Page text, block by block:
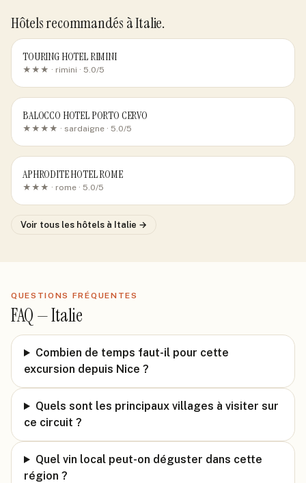
Hôtels recommandés à Italie.
TOURING HOTEL RIMINI
★★★ · rimini · 5.0/5
BALOCCO HOTEL PORTO CERVO
★★★★ · sardaigne · 5.0/5
APHRODITE HOTEL ROME
★★★ · rome · 5.0/5
Voir tous les hôtels à Italie →
QUESTIONS FRÉQUENTES
FAQ —Italie
Combien de temps faut-il pour cette
excursion depuis Nice ?
Quels sont les principaux villages à visiter sur
ce circuit ?
Quel vin local peut-on déguster dans cette
région ?